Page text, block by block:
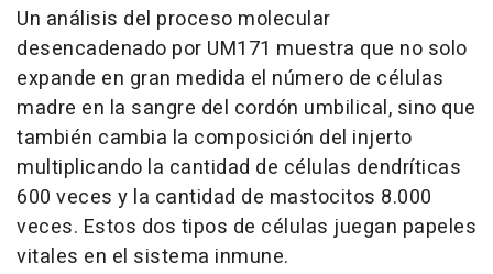
Un análisis del proceso molecular
desencadenado por UM171 muestra que no solo
expande en gran medida el número de células
madre en la sangre del cordón umbilical, sino que
también cambia la composición del injerto
multiplicando la cantidad de células dendríticas
600 veces y la cantidad de mastocitos 8.000
veces. Estos dos tipos de células juegan papeles
vitales en el sistema inmune.